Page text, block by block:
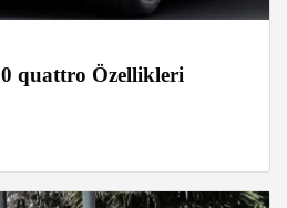
quattro Özellikleri